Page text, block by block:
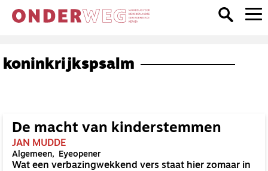
koninkrijkspsalm
De macht van kinderstemmen
JAN MUDDE
Algemeen Eyeopener
Wat een verbazingwekkend vers staat hier zomaar in